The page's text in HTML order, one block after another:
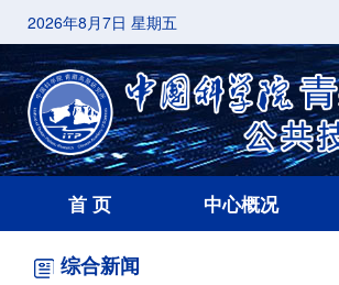
2026年8月7日 星期五
首 页 中心概况
综合新闻